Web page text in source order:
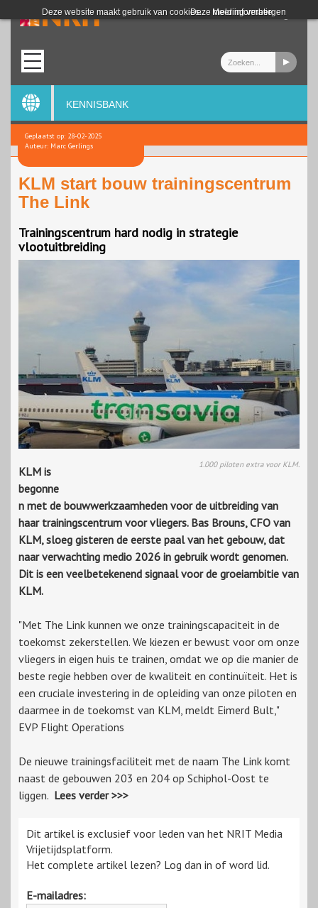
Deze website maakt gebruik van cookies. Meer informatie
Deze melding verbergen
Login
KENNISBANK
Geplaatst op: 28-02-2025
Auteur: Marc Gerlings
KLM start bouw trainingscentrum
The Link
Trainingscentrum hard nodig in strategie
vlootuitbreiding
1.000 piloten extra voor KLM.
KLM is
begonne
n met de bouwwerkzaamheden voor de uitbreiding van
haar trainingscentrum voor vliegers. Bas Brouns, CFO van
KLM, sloeg gisteren de eerste paal van het gebouw, dat
naar verwachting medio 2026 in gebruik wordt genomen.
Dit is een veelbetekenend signaal voor de groeiambitie van
KLM.
"Met The Link kunnen we onze trainingscapaciteit in de
toekomst zekerstellen. We kiezen er bewust voor om onze
vliegers in eigen huis te trainen, omdat we op die manier de
beste regie hebben over de kwaliteit en continuïteit. Het is
een cruciale investering in de opleiding van onze piloten en
daarmee in de toekomst van KLM, meldt Eimerd Bult,"
EVP Flight Operations
De nieuwe trainingsfaciliteit met de naam The Link komt
naast de gebouwen 203 en 204 op Schiphol-Oost te
liggen. Lees verder >>>
Dit artikel is exclusief voor leden van het NRIT Media
Vrijetijdsplatform.
Het complete artikel lezen? Log dan in of word lid.
E-mailadres: